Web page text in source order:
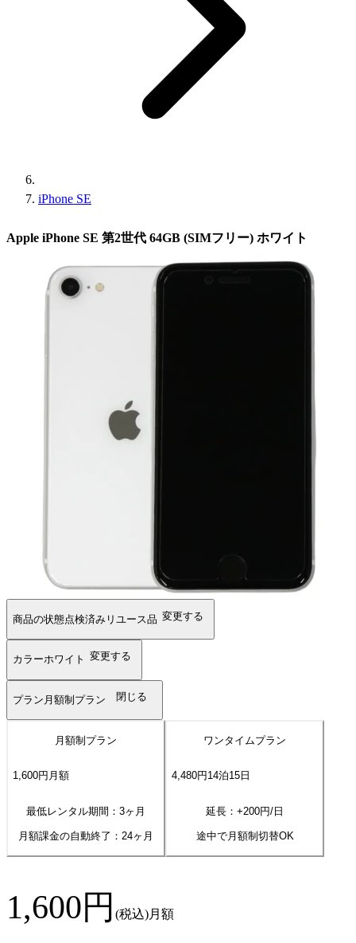
iPhone SE
Apple iPhone SE 第2世代 64GB (SIMフリー) ホワイト
商品の状態点検済みリユース品 変更する
カラーホワイト 変更する
プラン 月額制プラン 閉じる
月額制プラン
1,600円 月額
最低レンタル期間：3ヶ月
月額課金の自動終了： 24ヶ月
ワンタイムプラン
4,480円 14泊15 日
延長：+200円/日
途中で月額制切替OK
1,600円 (税込)月額